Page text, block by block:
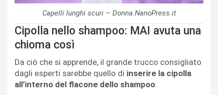
Capelli lunghi scuri – Donna.NanoPress.it
Cipolla nello shampoo: MAI avuta una
chioma così
Da ciò che si apprende, il grande trucco consigliato
dagli esperti sarebbe quello di inserire la cipolla
all’interno del flacone dello shampoo.